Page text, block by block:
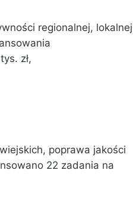
regionalnej,
zł,
poprawa jakości
22 zadania na